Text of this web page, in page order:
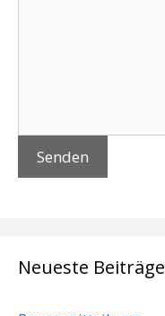
Neueste Beiträge